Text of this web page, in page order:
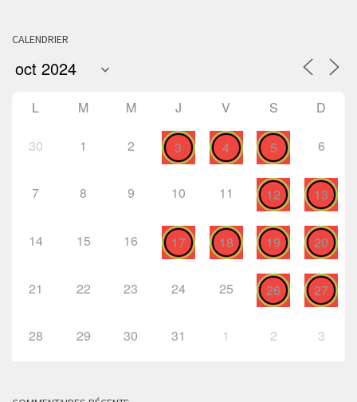
CALENDRIER
L M M J V S D
30 1 2 3 4 5 6
7 8 9 10 11 12 13
14 15 16 17 18 19 20
21 22 23 24 25 26 27
28 29 30 31 1 2 3